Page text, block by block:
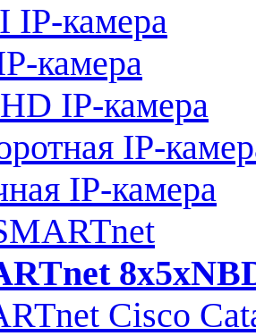
IP-камера
камера
IP-камера
IP-
IP-камера
Cisco